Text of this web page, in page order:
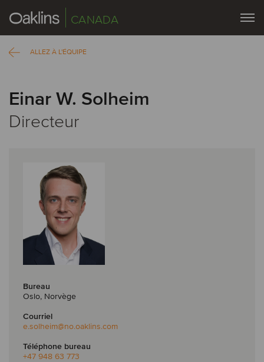
CANADA
ALLEZ À L'ÉQUIPE
Einar W. Solheim
Directeur
Bureau
Oslo, Norvège
Courriel
e.solheim@no.oaklins.com
Téléphone bureau
+47 948 63 773